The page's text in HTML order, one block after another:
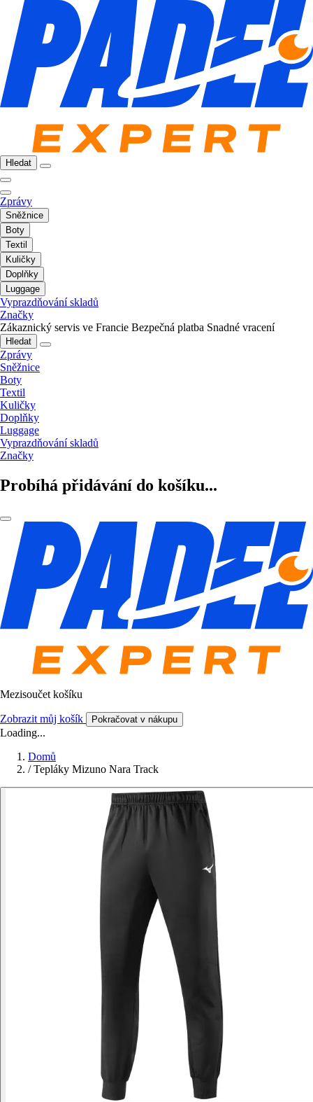
Hledat
Zprávy
Sněžnice
Boty
Textil
Kuličky
Doplňky
Luggage
Vyprazdňování skladů
Značky
Zákaznický servis ve Francie Bezpečná platba Snadné vracení
Hledat
Zprávy
Sněžnice
Boty
Textil
Kuličky
Doplňky
Luggage
Vyprazdňování skladů
Značky
Probíhá přidávání do košíku...
Mezisoučet košíku
Zobrazit můj košík Pokračovat v nákupu
Loading...
Domů
/ Tepláky Mizuno Nara Track